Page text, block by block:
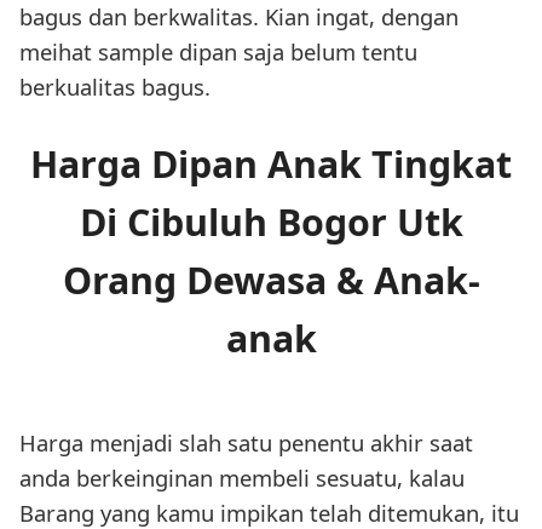
bagus dan berkwalitas. Kian ingat, dengan
meihat sample dipan saja belum tentu
berkualitas bagus.
Harga Dipan Anak Tingkat
Di Cibuluh Bogor Utk
Orang Dewasa & Anak-
anak
Harga menjadi slah satu penentu akhir saat
anda berkeinginan membeli sesuatu, kalau
Barang yang kamu impikan telah ditemukan, itu